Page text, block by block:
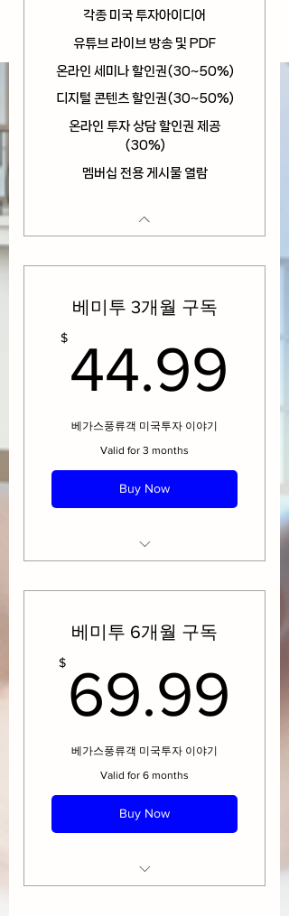
각종 미국 투자아이디어
유튜브 라이브 방송 및 PDF
온라인 세미나 할인권(30~50%)
디지털 콘텐츠 할인권(30~50%)
온라인 투자 상담 할인권 제공
(30%)
멤버십 전용 게시물 열람
베미투 3개월 구독
$ 44.99
베가스풍류객 미국투자 이야기
Valid for 3 months
Buy Now
유튜브 라이브 방송 및 PDF
온라인 세미나 할인권(30~50%)
멤버십 전용 게시물 열람
베미투 6개월 구독
$ 69.99
베가스풍류객 미국투자 이야기
Valid for 6 months
Buy Now